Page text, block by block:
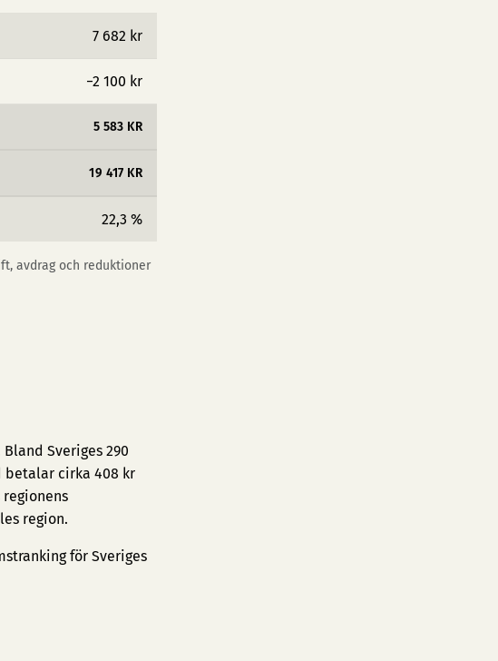
7 682 kr
−2 100 kr
5 583 KR
19 417 KR
22,3 %
avdrag och reduktioner
Sveriges 290
betalar cirka 408 kr
region.
för Sveriges